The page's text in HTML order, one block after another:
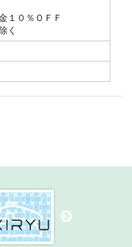
１０％ＯＦＦ
く